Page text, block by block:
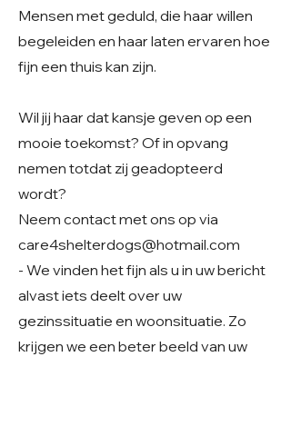
Mensen met geduld, die haar willen
begeleiden en haar laten ervaren hoe
fijn een thuis kan zijn.
Wil jij haar dat kansje geven op een
mooie toekomst? Of in opvang
nemen totdat zij geadopteerd
wordt?
Neem contact met ons op via
care4shelterdogs@hotmail.com
- We vinden het fijn als u in uw bericht
alvast iets deelt over uw
gezinssituatie en woonsituatie. Zo
krijgen we een beter beeld van uw